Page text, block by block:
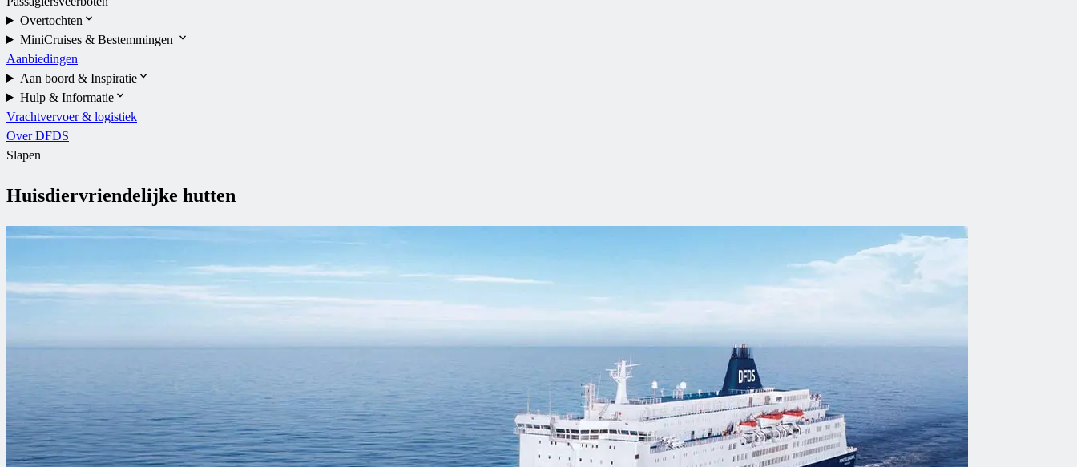
Overtochten
MiniCruises & Bestemmingen
Aanbiedingen
Aan boord & Inspiratie
Hulp & Informatie
Vrachtvervoer & logistiek
Over DFDS
Slapen
Huisdiervriendelijke hutten